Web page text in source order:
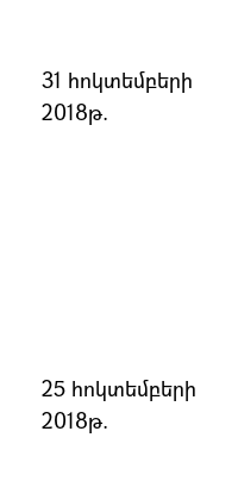
31 հոկտեմբերի
2018թ.
25 հոկտեմբերի
2018թ.